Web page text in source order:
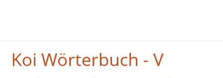
Koi Wörterbuch - V